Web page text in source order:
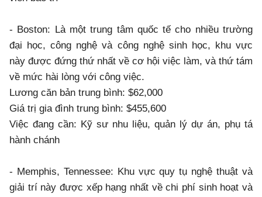
- Boston: Là một trung tâm quốc tế cho nhiều trường
đại học, công nghệ và công nghệ sinh học, khu vực
này được đứng thứ nhất về cơ hội việc làm, và thứ tám
về mức hài lòng với công việc.
Lương căn bản trung bình: $62,000
Giá trị gia đình trung bình: $455,600
Việc đang cần: Kỹ sư nhu liệu, quản lý dự án, phụ tá
hành chánh
- Memphis, Tennessee: Khu vực quy tụ nghệ thuật và
giải trí này được xếp hạng nhất về chi phí sinh hoạt và